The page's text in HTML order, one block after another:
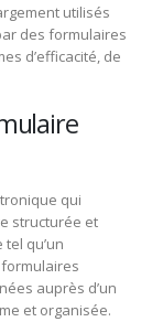
utilisés
des formulaires
d’efficacité, de
qui
structurée et
qu’un
auprès d’un
et organisée.